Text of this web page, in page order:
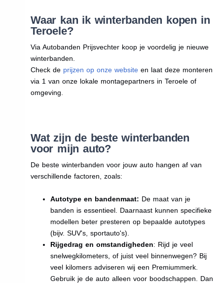
Waar kan ik winterbanden kopen in
Teroele?
Via Autobanden Prijsvechter koop je voordelig je nieuwe
winterbanden.
Check de prijzen op onze websiteen laat deze monteren
via 1 van onze lokale montagepartners in Teroele of
omgeving.
Wat zijn de beste winterbanden
voor mijn auto?
De beste winterbanden voor jouw auto hangen af van
verschillende factoren, zoals:
Autotype en bandenmaat: De maat van je
banden is essentieel. Daarnaast kunnen specifieke
modellen beter presteren op bepaalde autotypes
(bijv. SUV's, sportauto's).
Rijgedrag en omstandigheden: Rijd je veel
snelwegkilometers, of juist veel binnenwegen? Bij
veel kilomers adviseren wij een Premiummerk.
Gebruik je de auto alleen voor boodschappen. Dan